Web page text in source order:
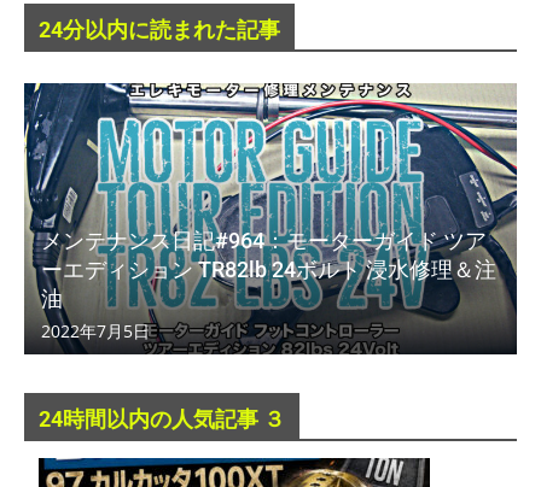
24分以内に読まれた記事
メンテナンス日記#964：モーターガイド ツア
ーエディション TR82lb 24ボルト 浸水修理＆注
油
2022年7月5日
24時間以内の人気記事 ３